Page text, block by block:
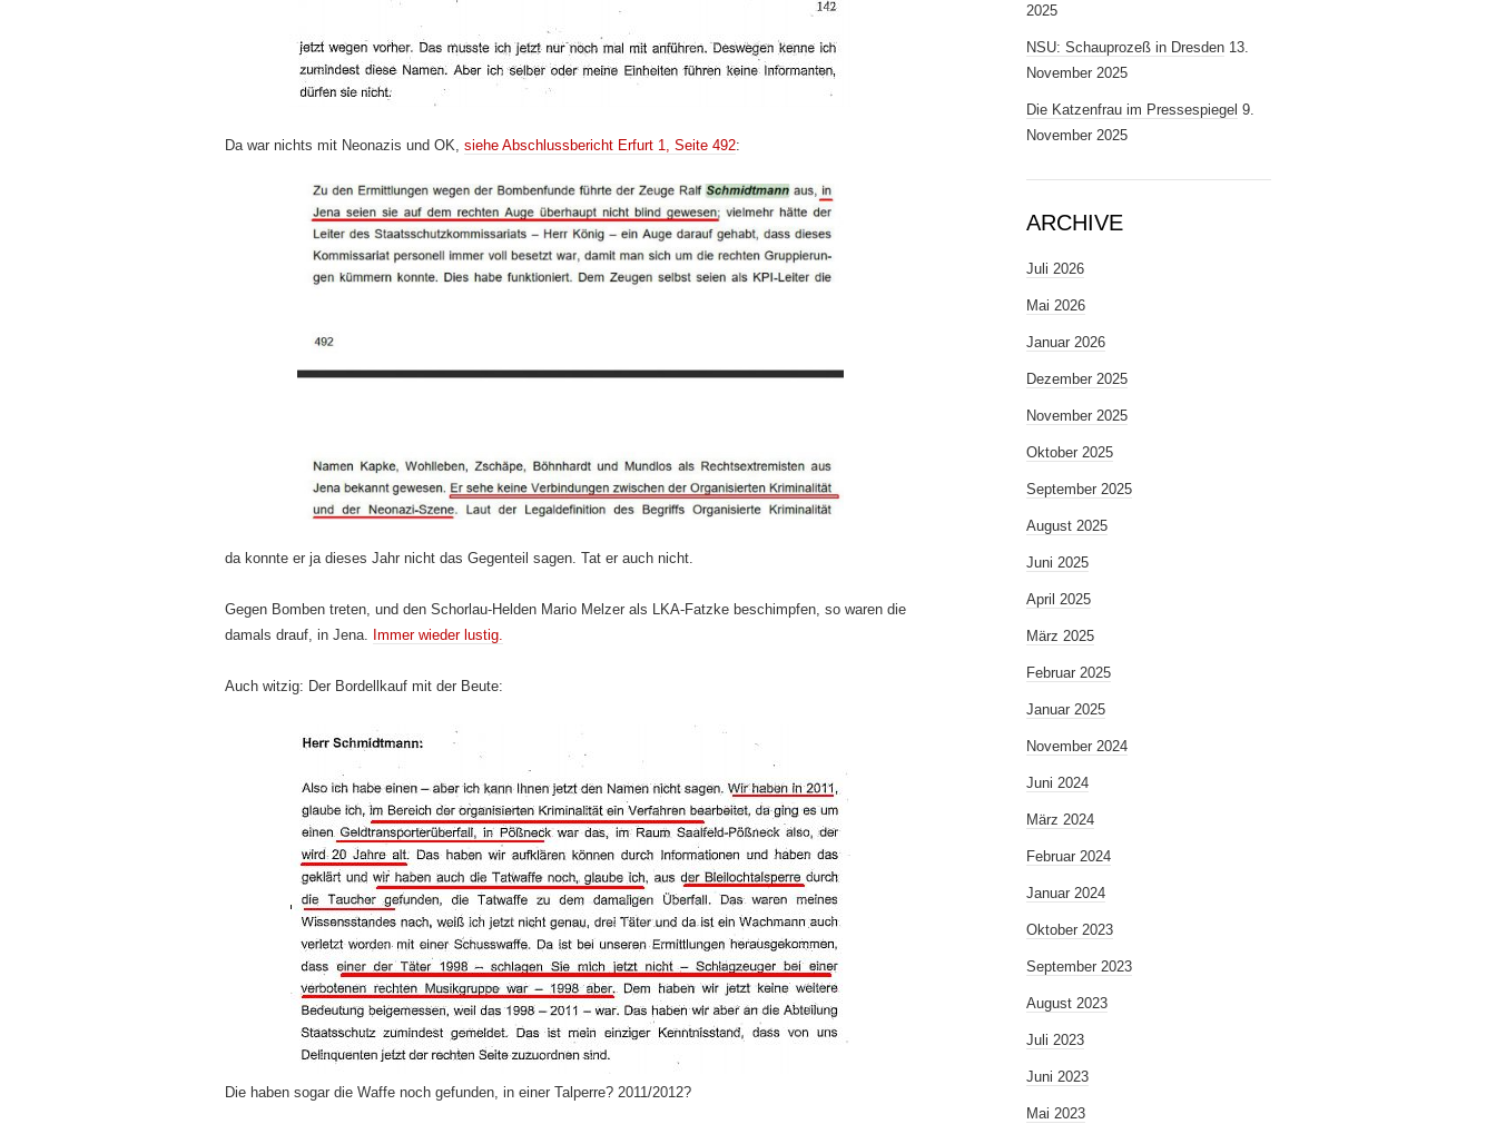
Da war nichts mit Neonazis und OK, siehe Abschlussbericht Erfurt 1, Seite 492:
da konnte er ja dieses Jahr nicht das Gegenteil sagen. Tat er auch nicht.
Gegen Bomben treten, und den Schorlau-Helden Mario Melzer als LKA-Fatzke beschimpfen, so waren die
damals drauf, in Jena. Immer wieder lustig.
Auch witzig: Der Bordellkauf mit der Beute:
Die haben sogar die Waffe noch gefunden, in einer Talperre? 2011/2012?
2025
NSU: Schauprozeß in Dresden 13.
November 2025
Die Katzenfrau im Pressespiegel 9.
November 2025
ARCHIVE
Juli 2026
Mai 2026
Januar 2026
Dezember 2025
November 2025
Oktober 2025
September 2025
August 2025
Juni 2025
April 2025
März 2025
Februar 2025
Januar 2025
November 2024
Juni 2024
März 2024
Februar 2024
Januar 2024
Oktober 2023
September 2023
August 2023
Juli 2023
Juni 2023
Mai 2023